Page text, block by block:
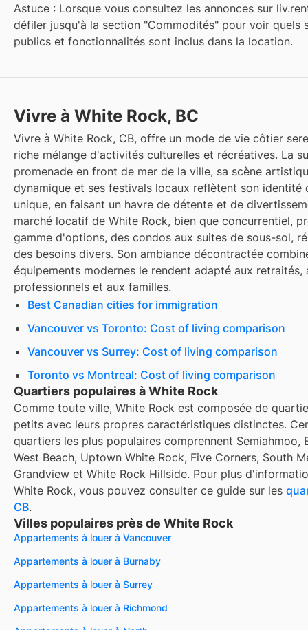
Astuce : Lorsque vous consultez les annonces sur
défiler jusqu'à la section "Commodités" pour voir quels
publics et fonctionnalités sont inclus dans la location.
Vivre à White Rock, BC
Vivre à White Rock, CB, offre un mode de vie côtier
riche mélange d'activités culturelles et récréatives. La
promenade en front de mer de la ville, sa scène
dynamique et ses festivals locaux reflètent son identité
unique, en faisant un havre de détente et de
marché locatif de White Rock, bien que concurrentiel,
gamme d'options, des condos aux suites de sous-sol,
des besoins divers. Son ambiance décontractée
équipements modernes le rendent adapté aux retraités,
professionnels et aux familles.
Best Canadian cities for immigration
Vancouver vs Toronto: Cost of living comparison
Vancouver vs Surrey: Cost of living comparison
Toronto vs Montreal: Cost of living comparison
Quartiers populaires à White Rock
Comme toute ville, White Rock est composée de
petits avec leurs propres caractéristiques distinctes.
quartiers les plus populaires comprennent Semiahmoo,
West Beach, Uptown White Rock, Five Corners, South
Grandview et White Rock Hillside. Pour plus
White Rock, vous pouvez consulter ce guide sur les
CB.
Villes populaires près de White Rock
Appartements à louer à Vancouver
Appartements à louer à Burnaby
Appartements à louer à Surrey
Appartements à louer à Richmond